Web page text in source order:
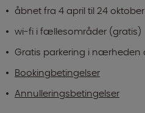
åbnet fra 4 april til 24 oktober
wi-fi i fællesområder (gratis)
Gratis parkering i nærheden
Bookingbetingelser
Annulleringsbetingelser